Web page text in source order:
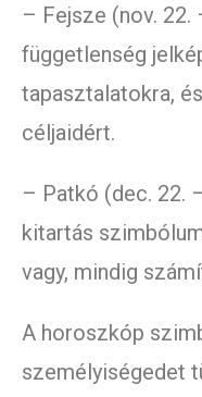
– Fejsze (nov. 22.
függetlenség
tapasztalatokra,
céljaidért.
– Patkó (dec. 22.
kitartás
vagy, mindig
A horoszkóp
személyiségedet